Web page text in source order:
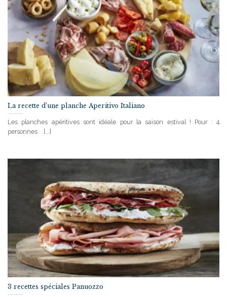
La recette d’une planche Aperitivo Italiano
Les planches apéritives sont idéale pour la saison estival ! Pour : 4
personnes [...]
3 recettes spéciales Panuozzo